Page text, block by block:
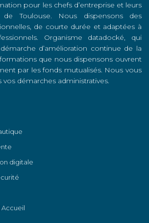
pour les chefs d’entreprise et leurs
de Toulouse. Nous dispensons des
de courte durée et adaptées à
Organisme datadocké, qui
d’amélioration continue de la
que nous dispensons ouvrent
par les fonds mutualisés. Nous vous
démarches administratives.
digitale